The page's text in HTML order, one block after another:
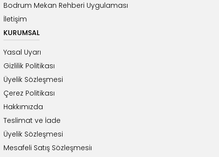
Bodrum Mekan Rehberi Uygulaması
İletişim
KURUMSAL
Yasal Uyarı
Gizlilik Politikası
Üyelik Sözleşmesi
Çerez Politikası
Hakkımızda
Teslimat ve İade
Üyelik Sözleşmesi
Mesafeli Satış Sözleşmesiı